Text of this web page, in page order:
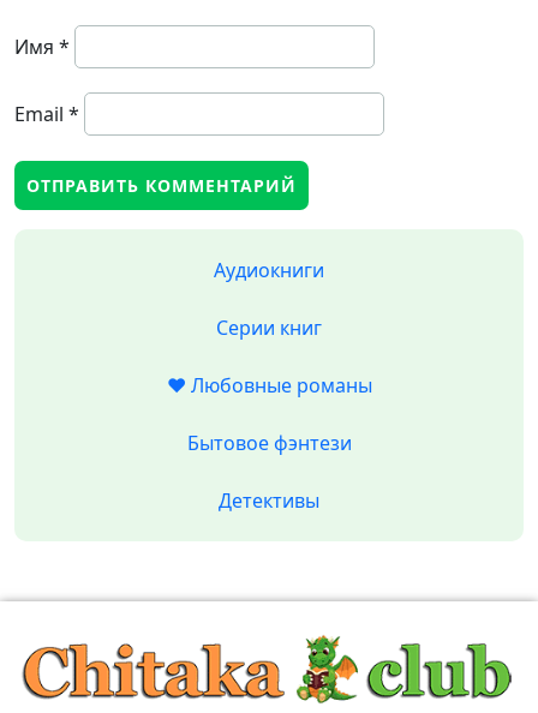
Имя *
Email *
Аудиокниги
Серии книг
❤️ Любовные романы
Бытовое фэнтези
Детективы